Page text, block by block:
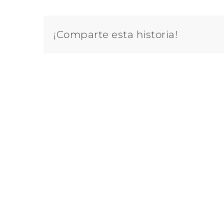
¡Comparte esta historia!